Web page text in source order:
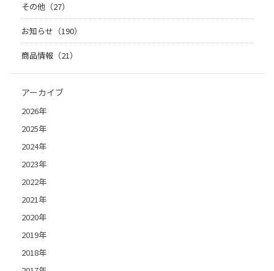
その他（27）
お知らせ（190）
商品情報（21）
アーカイブ
2026年
2025年
2024年
2023年
2022年
2021年
2020年
2019年
2018年